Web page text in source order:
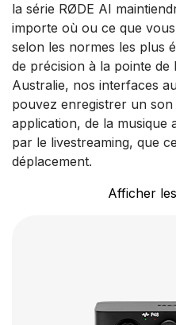
la série RØDE AI
importe où ou ce que
selon les normes les plus
de précision à la pointe
Australie, nos interfaces
pouvez enregistrer un
application, de la musique
par le livestreaming, que
déplacement.
Afficher